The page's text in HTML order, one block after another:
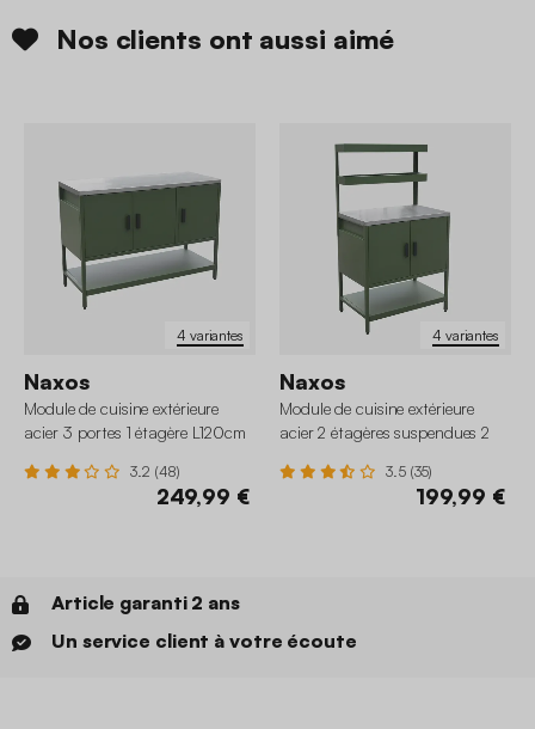
Nos clients ont aussi aimé
4 variantes
Naxos
Module de cuisine extérieure
acier 3 portes 1 étagère L120cm
3.2 (48)
249,99 €
4 variantes
Naxos
Module de cuisine extérieure
acier 2 étagères suspendues 2
3.5 (35)
199,99 €
Article garanti 2 ans
Un service client à votre écoute